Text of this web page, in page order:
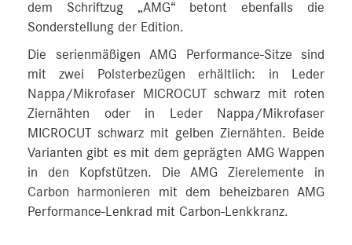
dem Schriftzug „AMG“ betont ebenfalls die
Sonderstellung der Edition.
Die serienmäßigen AMG Performance-Sitze sind
mit zwei Polsterbezügen erhältlich: in Leder
Nappa/Mikrofaser MICROCUT schwarz mit roten
Ziernähten oder in Leder Nappa/Mikrofaser
MICROCUT schwarz mit gelben Ziernähten. Beide
Varianten gibt es mit dem geprägten AMG Wappen
in den Kopfstützen. Die AMG Zierelemente in
Carbon harmonieren mit dem beheizbaren AMG
Performance-Lenkrad mit Carbon‑Lenkkranz.